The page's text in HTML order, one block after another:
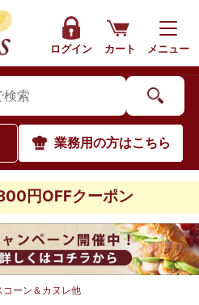
ログイン カート メニュー
業務用の方はこちら
円OFFクーポン
コーン＆カヌレ他